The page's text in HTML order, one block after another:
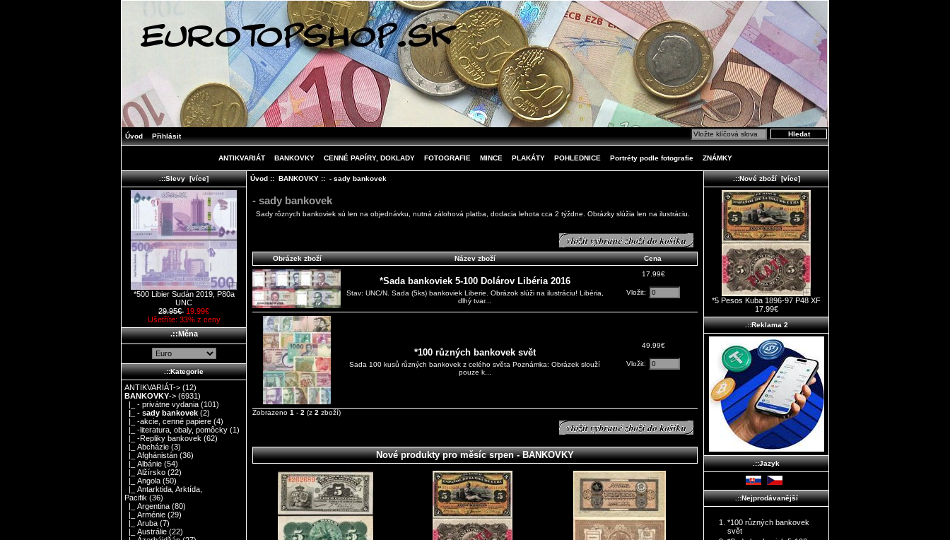
Úvod Přihlásit
ANTIKVARIÁT BANKOVKY CENNÉ PAPÍRY, DOKLADY FOTOGRAFIE MINCE PLAKÁTY POHLEDNICE Portréty podle fotografie ZNÁMKY
.::Slevy [více]
*500 Libier Sudán 2019, P80a
UNC
29.95€ 19.99€
Ušetříte: 33% z ceny
.::Měna
.::Kategorie
ANTIKVARIÁT-> (12)
BANKOVKY-> (6931)
|_ - privátne vydania (101)
|_ - sady bankovek (2)
|_ -akcie, cenné papiere (4)
|_ -literatura, obaly, pomôcky (1)
|_ -Repliky bankovek (62)
|_ Abcházie (3)
|_ Afghánistán (36)
|_ Albánie (54)
|_ Alžírsko (22)
|_ Angola (50)
|_ Antarktida, Arktída,
Pacifik (36)
|_ Argentina (80)
|_ Arménie (29)
|_ Aruba (7)
|_ Austrálie (22)
Úvod:: BANKOVKY:: - sady bankovek
- sady bankovek
Sady rôznych bankoviek sú len na objednávku, nutná zálohová platba, dodacia lehota cca 2 týždne. Obrázky slúžia len na ilustráciu.
Obrázek zboží Název zboží Cena
*Sada bankoviek 5-100 Dolárov Libéria 2016
Stav: UNC/N. Sada (5ks) bankoviek Liberie. Obrázok slúži na ilustráciu! Libéria,
dlhý tvar...
17.99€
Vložit:
*100 různých bankovek svět
Sada 100 kusů různých bankovek z celého světa Poznámka: Obrázek slouží
pouze k...
49.99€
Vložit:
Zobrazeno 1 - 2 (z 2 zboží)
Nové produkty pro měsíc srpen - BANKOVKY
.::Nové zboží [více]
*5 Pesos Kuba 1896-97 P48 XF
17.99€
.::Reklama 2
.::Jazyk
.::Nejprodávanější
*100 různých bankovek
svět